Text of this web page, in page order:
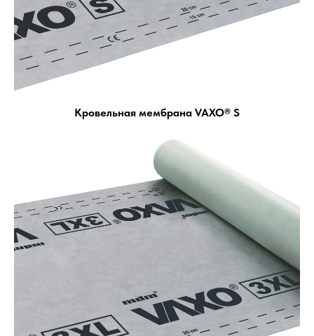
Кровельная мембрана VAXO® S